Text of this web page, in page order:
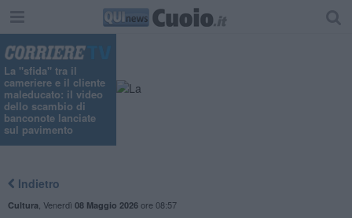
La "sfida" tra il
cameriere e il cliente
maleducato: il video
dello scambio di
banconote lanciate
sul pavimento
Indietro
Cultura Venerdì 08 Maggio 2026ore 08:57